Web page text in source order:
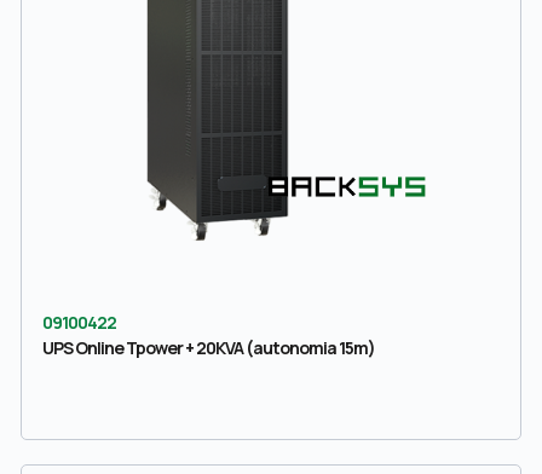
09100422
UPS Online Tpower + 20KVA (autonomia 15m)